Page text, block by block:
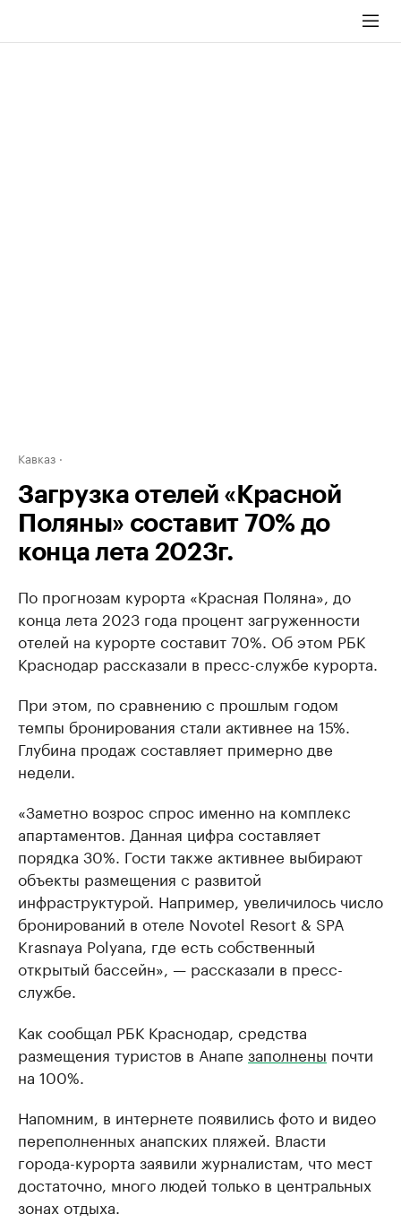
Кавказ
Загрузка отелей «Красной
Поляны» составит 70% до
конца лета 2023г.
По прогнозам курорта «Красная Поляна», до
конца лета 2023 года процент загруженности
отелей на курорте составит 70%. Об этом РБК
Краснодар рассказали в пресс-службе курорта.
При этом, по сравнению с прошлым годом
темпы бронирования стали активнее на 15%.
Глубина продаж составляет примерно две
недели.
«Заметно возрос спрос именно на комплекс
апартаментов. Данная цифра составляет
порядка 30%. Гости также активнее выбирают
объекты размещения с развитой
инфраструктурой. Например, увеличилось число
бронирований в отеле Novotel Resort & SPA
Krasnaya Polyana, где есть собственный
открытый бассейн», — рассказали в пресс-
службе.
Как сообщал РБК Краснодар, средства
размещения туристов в Анапе заполнены почти
на 100%.
Напомним, в интернете появились фото и видео
переполненных анапских пляжей. Власти
города-курорта заявили журналистам, что мест
достаточно, много людей только в центральных
зонах отдыха.